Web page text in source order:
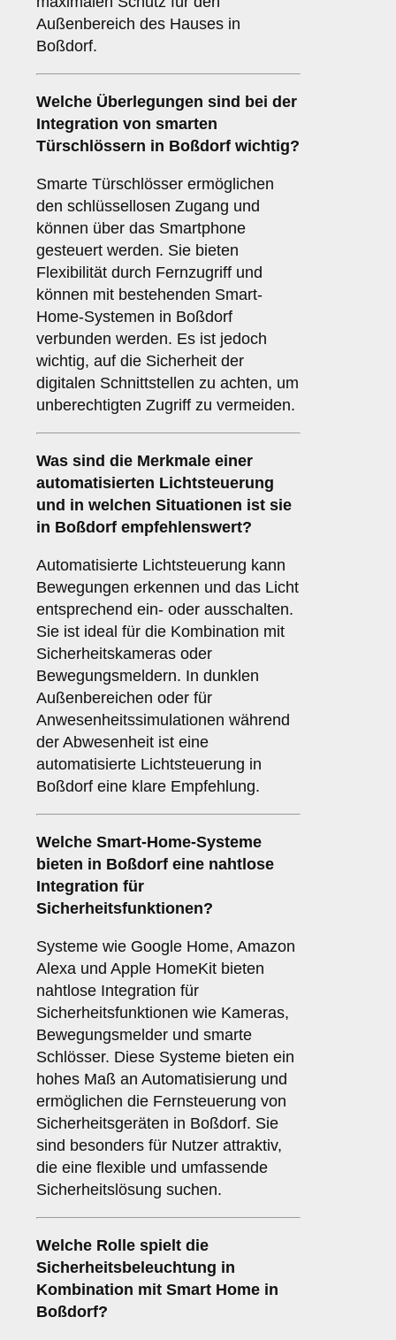
Außenbereich des Hauses in
Boßdorf.
Welche Überlegungen sind bei der
Integration von smarten
Türschlössern in Boßdorf wichtig?
Smarte Türschlösser ermöglichen
den schlüssellosen Zugang und
können über das Smartphone
gesteuert werden. Sie bieten
Flexibilität durch Fernzugriff und
können mit bestehenden Smart-
Home-Systemen in Boßdorf
verbunden werden. Es ist jedoch
wichtig, auf die Sicherheit der
digitalen Schnittstellen zu achten, um
unberechtigten Zugriff zu vermeiden.
Was sind die Merkmale einer
automatisierten Lichtsteuerung
und in welchen Situationen ist sie
in Boßdorf empfehlenswert?
Automatisierte Lichtsteuerung kann
Bewegungen erkennen und das Licht
entsprechend ein- oder ausschalten.
Sie ist ideal für die Kombination mit
Sicherheitskameras oder
Bewegungsmeldern. In dunklen
Außenbereichen oder für
Anwesenheitssimulationen während
der Abwesenheit ist eine
automatisierte Lichtsteuerung in
Boßdorf eine klare Empfehlung.
Welche Smart-Home-Systeme
bieten in Boßdorf eine nahtlose
Integration für
Sicherheitsfunktionen?
Systeme wie Google Home, Amazon
Alexa und Apple HomeKit bieten
nahtlose Integration für
Sicherheitsfunktionen wie Kameras,
Bewegungsmelder und smarte
Schlösser. Diese Systeme bieten ein
hohes Maß an Automatisierung und
ermöglichen die Fernsteuerung von
Sicherheitsgeräten in Boßdorf. Sie
sind besonders für Nutzer attraktiv,
die eine flexible und umfassende
Sicherheitslösung suchen.
Welche Rolle spielt die
Sicherheitsbeleuchtung in
Kombination mit Smart Home in
Boßdorf?